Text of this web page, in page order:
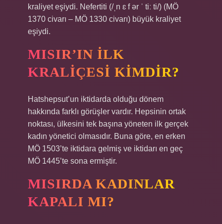
kraliyet eşiydi. Nefertiti (/ˌn ɛ f ər ˈ tiː ti/) (MÖ
1370 civarı – MÖ 1330 civarı) büyük kraliyet
eşiydi.
MISIR’IN ILK
KRALIÇESI KIMDIR?
Hatshepsut’un iktidarda olduğu dönem
hakkında farklı görüşler vardır. Hepsinin ortak
noktası, ülkesini tek başına yöneten ilk gerçek
kadın yönetici olmasıdır. Buna göre, en erken
MÖ 1503’te iktidara gelmiş ve iktidarı en geç
MÖ 1445’te sona ermiştir.
MISIRDA KADINLAR
KAPALI MI?